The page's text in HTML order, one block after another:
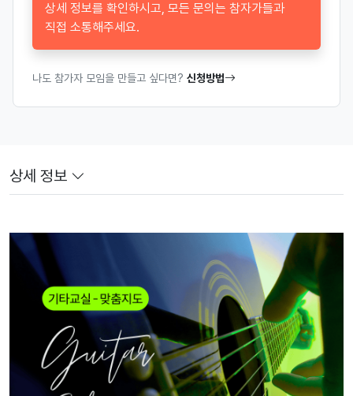
상세 정보를 확인하시고, 모든 문의는 참자가들과
직접 소통해주세요.
나도 참가자 모임을 만들고 싶다면? 신청방법
상세 정보